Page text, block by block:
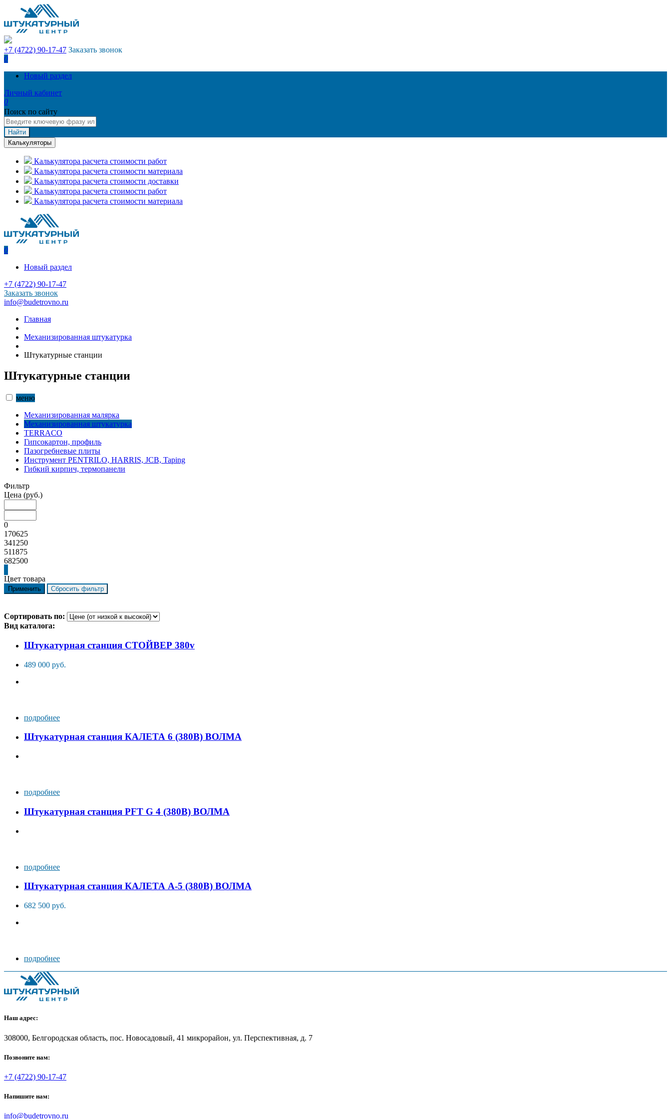
+7 (4722) 90-17-47 Заказать звонок
0
Новый раздел
Личный кабинет
0
Поиск по сайту
Найти
Калькуляторы
Калькулятора расчета стоимости работ
Калькулятора расчета стоимости материала
Калькулятора расчета стоимости доставки
Калькулятора расчета стоимости работ
Калькулятора расчета стоимости материала
0
Новый раздел
+7 (4722) 90-17-47
Заказать звонок
info@budetrovno.ru
Главная
Механизированная штукатурка
Штукатурные станции
Штукатурные станции
меню
Механизированная малярка
Механизированная штукатурка
TERRACO
Гипсокартон, профиль
Пазогребневые плиты
Инструмент PENTRILO, HARRIS, JCB, Taping
Гибкий кирпич, термопанели
Фильтр
Цена (руб.)
0
170625
341250
511875
682500
Цвет товара
Сортировать по:
Вид каталога:
Штукатурная станция СТОЙВЕР 380v
489 000 руб.
подробнее
Штукатурная станция КАЛЕТА 6 (380В) ВОЛМА
подробнее
Штукатурная станция PFT G 4 (380В) ВОЛМА
подробнее
Штукатурная станция КАЛЕТА А-5 (380В) ВОЛМА
682 500 руб.
подробнее
Наш адрес:
308000, Белгородская область, пос. Новосадовый, 41 микрорайон, ул. Перспективная, д. 7
Позвоните нам:
+7 (4722) 90-17-47
Напишите нам:
info@budetrovno.ru